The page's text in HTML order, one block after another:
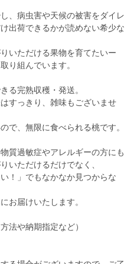
、病虫害や天候の被害をダイレ
出荷できるかが読めない希少な
いただける果物を育てたいー
り組んでいます。
る完熟収穫・発送。
すっきり、雑味もございませ
で、無限に食べられる桃です。
質過敏症やアレルギーの方にも
いただけるだけでなく、
！」でもなかなか見つからな
お届けいたします。
法や納期指定など）